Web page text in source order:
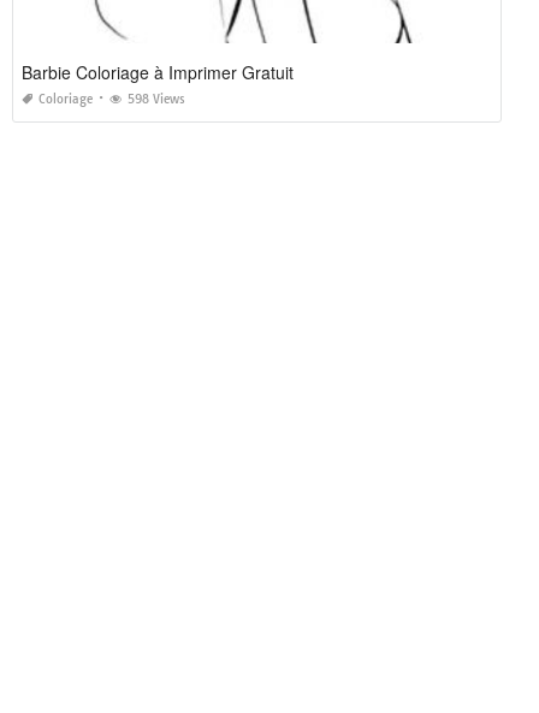
Barbie Coloriage à Imprimer Gratuit
Coloriage 598 Views